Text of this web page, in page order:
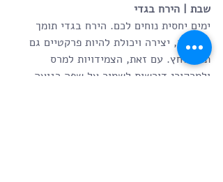
שבת | הירח בגדי
ימים יחסית נוחים לכם. הירח בגדי תומך
בעשייה, יצירה ויכולת להיות פרקטיים גם
תחת לחץ. עם זאת, הצמידויות למרס
ולמרקורי דורשות לשמור על שפה רגועה